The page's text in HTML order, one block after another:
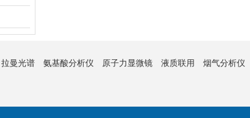
拉曼光谱 氨基酸分析仪 原子力显微镜 液质联用 烟气分析仪